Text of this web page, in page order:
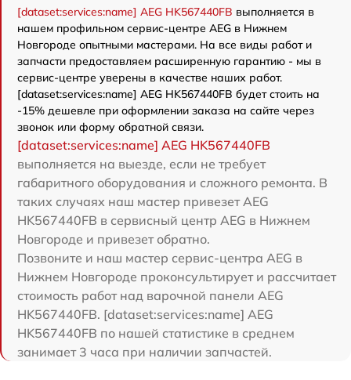
[dataset:services:name] AEG HK567440FB выполняется в
нашем профильном сервис-центре AEG в Нижнем
Новгороде опытными мастерами. На все виды работ и
запчасти предоставляем расширенную гарантию - мы в
сервис-центре уверены в качестве наших работ.
[dataset:services:name] AEG HK567440FB будет стоить на
-15% дешевле при оформлении заказа на сайте через
звонок или форму обратной связи.
[dataset:services:name] AEG HK567440FB
выполняется на выезде, если не требует
габаритного оборудования и сложного ремонта. В
таких случаях наш мастер привезет AEG
HK567440FB в сервисный центр AEG в Нижнем
Новгороде и привезет обратно.
Позвоните и наш мастер сервис-центра AEG в
Нижнем Новгороде проконсультирует и рассчитает
стоимость работ над варочной панели AEG
HK567440FB. [dataset:services:name] AEG
HK567440FB по нашей статистике в среднем
занимает 3 часа при наличии запчастей.